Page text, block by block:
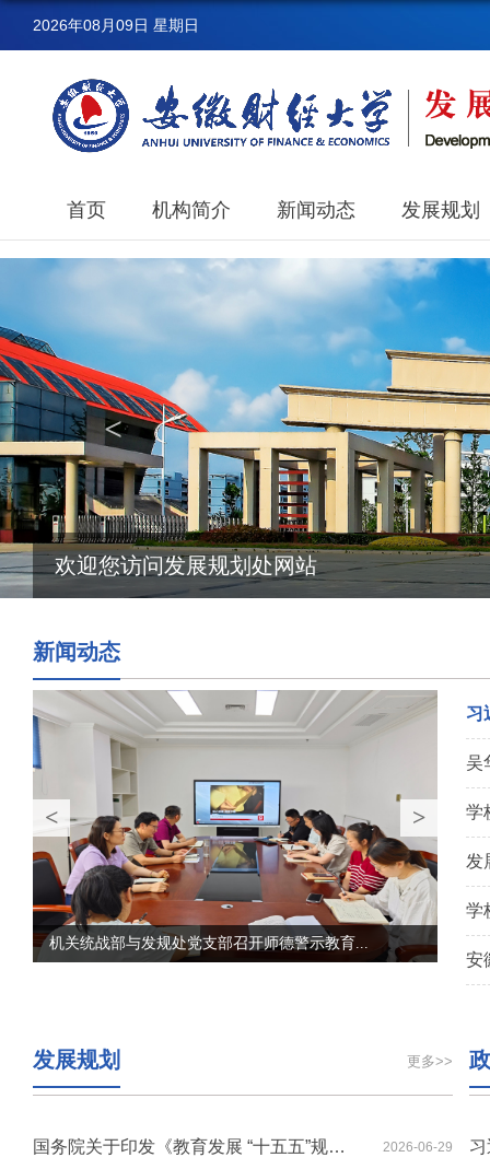
2026年08月09日 星期日
首页 机构简介 新闻动态 发展规划
<
欢迎您访问发展规划处网站
新闻动态
机关统战部与发规处党支部召开师德警示教育...
< >
习
吴
学
发
学
安
发展规划 更多>>
国务院关于印发《教育发展 “十五五”规划》的通知 2026-06-29